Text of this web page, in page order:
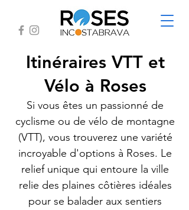
Itinéraires VTT et
Vélo à Roses
Si vous êtes un passionné de
cyclisme ou de vélo de montagne
(VTT), vous trouverez une variété
incroyable d'options à Roses. Le
relief unique qui entoure la ville
relie des plaines côtières idéales
pour se balader aux sentiers